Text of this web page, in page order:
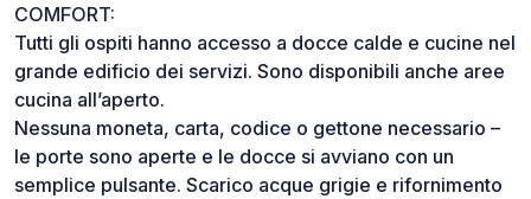
COMFORT:
Tutti gli ospiti hanno accesso a docce calde e cucine nel
grande edificio dei servizi. Sono disponibili anche aree
cucina all’aperto.
Nessuna moneta, carta, codice o gettone necessario –
le porte sono aperte e le docce si avviano con un
semplice pulsante. Scarico acque grigie e rifornimento